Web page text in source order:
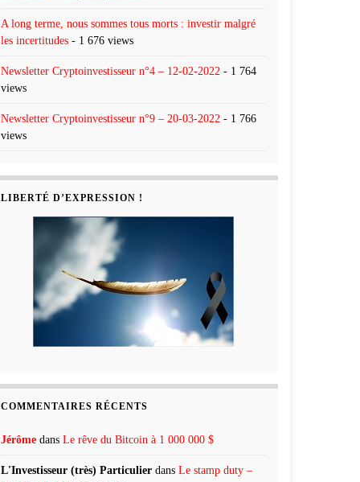
A long terme, nous sommes tous morts : investir malgré
les incertitudes - 1 676 views
Newsletter Cryptoinvestisseur n°4 – 12-02-2022 - 1 764
views
Newsletter Cryptoinvestisseur n°9 – 20-03-2022 - 1 766
views
LIBERTÉ D’EXPRESSION !
COMMENTAIRES RÉCENTS
Jérôme dans Le rêve du Bitcoin à 1 000 000 $
L'Investisseur (très) Particulier dans Le stamp duty –